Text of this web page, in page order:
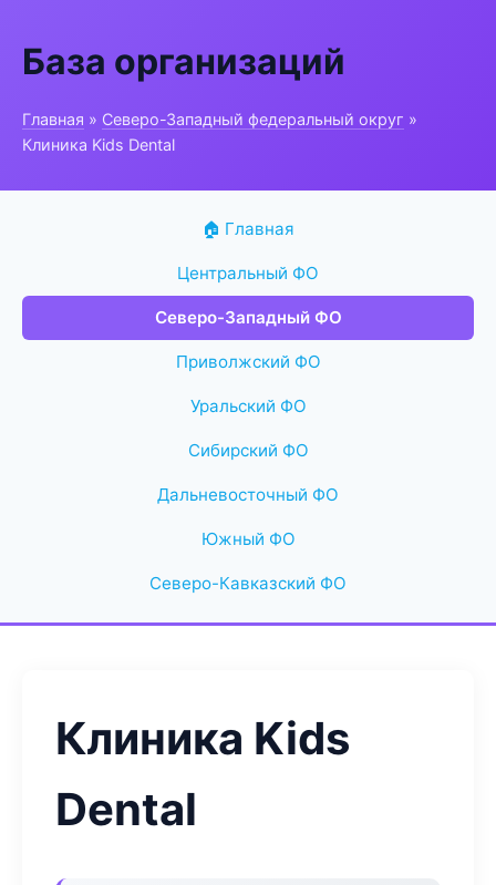
База организаций
Главная » Северо-Западный федеральный округ »
Клиника Kids Dental
🏠 Главная
Центральный ФО
Северо-Западный ФО
Приволжский ФО
Уральский ФО
Сибирский ФО
Дальневосточный ФО
Южный ФО
Северо-Кавказский ФО
Клиника Kids
Dental